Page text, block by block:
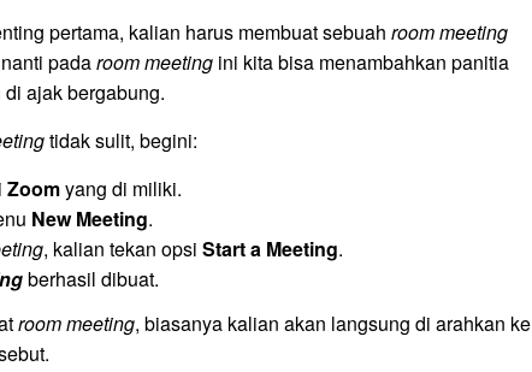
pertama, kalian harus membuat sebuah room meeting
padaroom meeting ini kita bisa menambahkan panitia
ajak bergabung.
tidak sulit, begini:
Zoomyang di miliki.
New Meeting.
, kalian tekan opsi Start a Meeting.
berhasil dibuat.
room meeting, biasanya kalian akan langsung di arahkan ke